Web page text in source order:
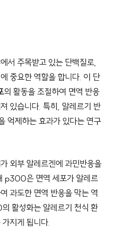
서 주목받고 있는 단백질로,
중요한 역할을 합니다. 이 단
의 활동을 조절하여 면역 반응
있습니다. 특히, 알레르기 반
억제하는 효과가 있다는 연구
외부 알레르겐에 과민반응을
p300은 면역 세포가 알레르
과도한 면역 반응을 막는 역
활성화는 알레르기 천식 환
지게 됩니다.